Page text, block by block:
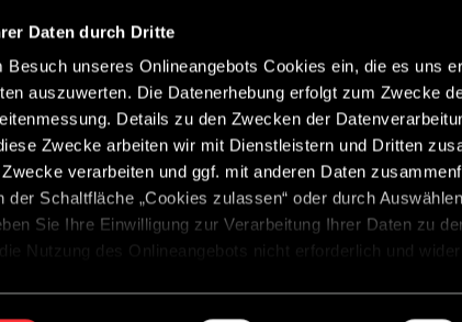
Daten durch Dritte
Besuch unseres Onlineangebots Cookies ein, die es uns
auszuwerten. Die Datenerhebung erfolgt zum Zwecke
Details zu den Zwecken der
Zwecke arbeiten wir mit Dienstleistern und Dritten
verarbeiten und ggf. mit anderen Daten
der Schaltfläche „Cookies zulassen“ oder durch
Sie Ihre Einwilligung zur Verarbeitung Ihrer Daten zu
Nutzung des Onlineangebots nicht erforderlich und
Abonneren
Colofon